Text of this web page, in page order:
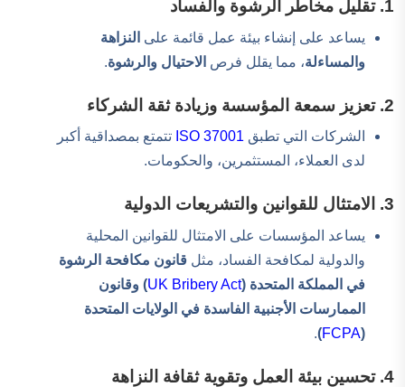
1. تقليل مخاطر الرشوة والفساد
يساعد على إنشاء بيئة عمل قائمة على النزاهة
والمساءلة، مما يقلل فرص الاحتيال والرشوة.
2. تعزيز سمعة المؤسسة وزيادة ثقة الشركاء
الشركات التي تطبق ISO 37001 تتمتع بمصداقية أكبر
لدى العملاء، المستثمرين، والحكومات.
3. الامتثال للقوانين والتشريعات الدولية
يساعد المؤسسات على الامتثال للقوانين المحلية
والدولية لمكافحة الفساد، مثل قانون مكافحة الرشوة
في المملكة المتحدة (UK Bribery Act) وقانون
الممارسات الأجنبية الفاسدة في الولايات المتحدة
(
FCPA
)
.
4. تحسين بيئة العمل وتقوية ثقافة النزاهة